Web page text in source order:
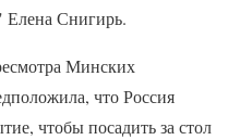
Елена Снигирь.
Минских
что Россия
чтобы посадить за стол